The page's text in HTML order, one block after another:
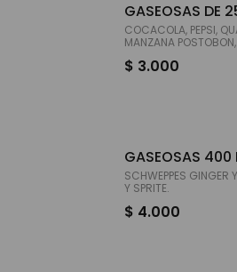
GASEOSAS DE
COCACOLA, PEPSI,
MANZANA
$ 3.000
GASEOSAS 400
SCHWEPPES GINGER
Y SPRITE.
$ 4.000